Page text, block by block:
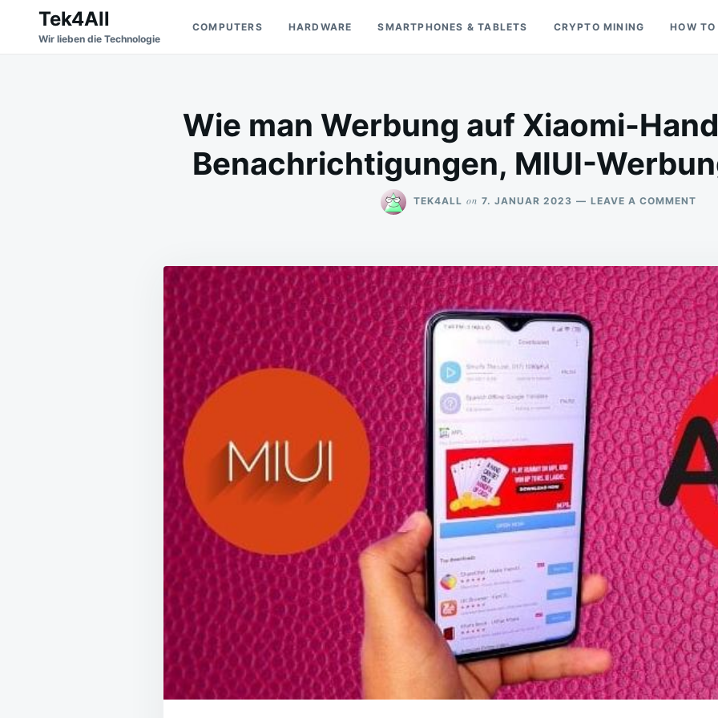
Search
for:
Tek4All
Wir lieben die Technologie
COMPUTERS HARDWARE SMARTPHONES & TABLETS CRYPTO MINING HOW TO
Wie man Werbung auf Xiaomi-
Benachrichtigungen, MIUI-
TEK4ALL on 7. JANUAR 2023 LEAVE A COMMENT